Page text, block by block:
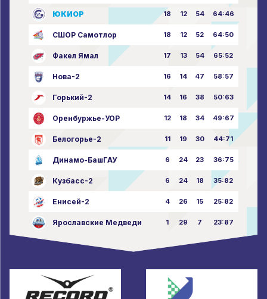
ЮКИОР 18 12 54 64:46
СШОР Самотлор 18 12 52 64:50
Факел Ямал 17 13 54 65:52
Нова-2 16 14 47 58:57
Горький-2 14 16 38 50:63
Оренбуржье-УОР 12 18 34 49:67
Белогорье-2 11 19 30 44:71
Динамо-БашГАУ 6 24 23 36:75
Кузбасс-2 6 24 18 35:82
Енисей-2 4 26 15 25:82
Ярославские Медведи 1 29 7 23:87